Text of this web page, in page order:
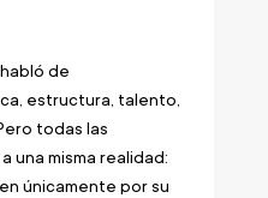
de
estructura, talento,
todas las
una misma realidad:
únicamente por su